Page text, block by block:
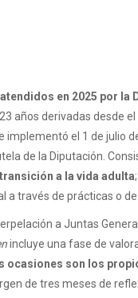
en 2025 por
años derivadas desde
implementó el 1 de
de la Diputación.
a la vida adulta
través de prácticas o
a Juntas
incluye una fase de
ocasiones son los
de tres meses de